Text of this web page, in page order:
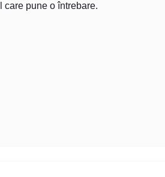
care pune o întrebare.